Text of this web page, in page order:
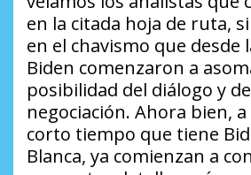
en la citada hoja de ruta,
en el chavismo que desde
Biden comenzaron a
posibilidad del diálogo y
negociación. Ahora bien,
corto tiempo que tiene
Blanca, ya comienzan a